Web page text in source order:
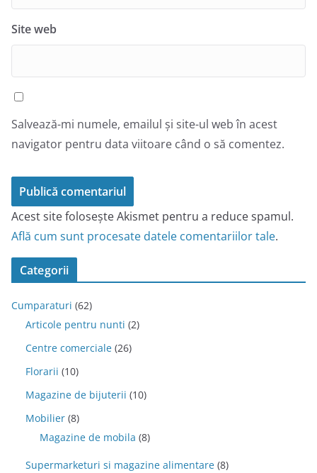
Site web
Salvează-mi numele, emailul și site-ul web în acest
navigator pentru data viitoare când o să comentez.
Acest site folosește Akismet pentru a reduce spamul.
Află cum sunt procesate datele comentariilor tale.
Categorii
Cumparaturi (62)
Articole pentru nunti (2)
Centre comerciale (26)
Florarii (10)
Magazine de bijuterii (10)
Mobilier (8)
Magazine de mobila (8)
Supermarketuri si magazine alimentare (8)